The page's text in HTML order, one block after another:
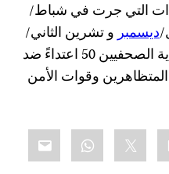
التي جرت في شباط/
ديسمبرو تشرين الثاني/
وحدهما وثقت لجنة حماية الصحفيين 50 اعتداءً ضد
وقوات الأمن
LinkedIn